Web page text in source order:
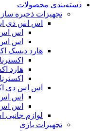
دسته‌بندی محصولات
تجهیزات ذخیره
اس اس دی
اس
اس اس
هارد دیسک
هارد
اس اس دی
اس
اس اس
لوازم
تجهیزات بازی